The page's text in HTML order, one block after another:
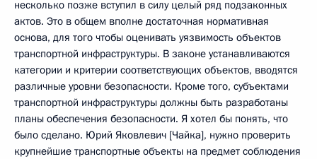
несколько позже вступил в силу целый ряд подзаконных
актов. Это в общем вполне достаточная нормативная
основа, для того чтобы оценивать уязвимость объектов
транспортной инфраструктуры. В законе устанавливаются
категории и критерии соответствующих объектов, вводятся
различные уровни безопасности. Кроме того, субъектами
транспортной инфраструктуры должны быть разработаны
планы обеспечения безопасности. Я хотел бы понять, что
было сделано. Юрий Яковлевич [Чайка], нужно проверить
крупнейшие транспортные объекты на предмет соблюдения